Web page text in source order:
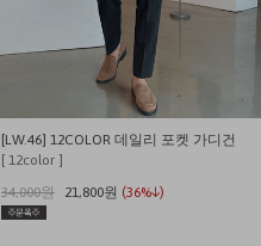
[LW.46] 12COLOR 데일리 포켓 가디건
[ 12color ]
34,000원
21,800원 (36%↓)